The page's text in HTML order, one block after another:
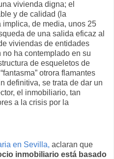
vivienda digna; el
y de calidad (la
de media, unos 25
de una salida eficaz al
viviendas de entidades
ha contemplado en su
de esqueletos de
otrora flamantes
definitiva, se trata de dar un
el inmobiliario, tan
a la crisis por la
en Sevilla, aclaran que
inmobiliario está basado